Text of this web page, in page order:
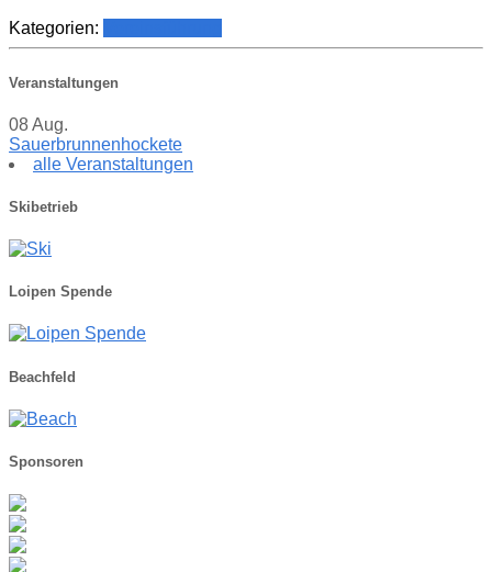
Kategorien:
Veranstaltungen
08Aug.
Sauerbrunnenhockete
alle Veranstaltungen
Skibetrieb
Loipen Spende
Beachfeld
Sponsoren